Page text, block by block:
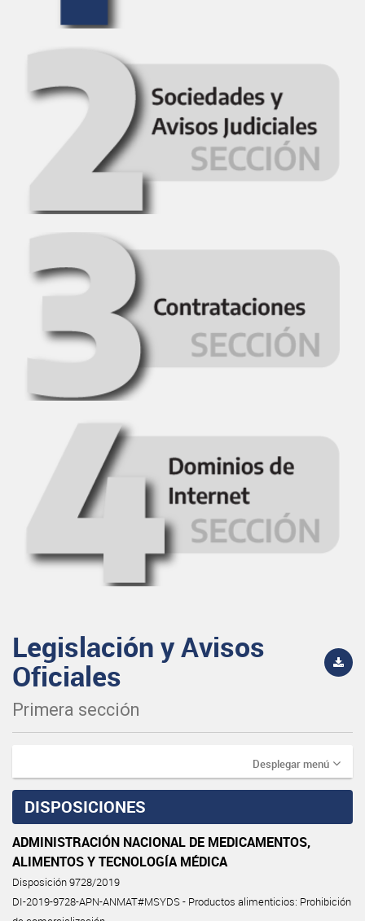
Legislación y Avisos
Oficiales
Primera sección
Desplegar menú
DISPOSICIONES
ADMINISTRACIÓN NACIONAL DE MEDICAMENTOS,
ALIMENTOS Y TECNOLOGÍA MÉDICA
Disposición 9728/2019
DI-2019-9728-APN-ANMAT#MSYDS - Productos alimenticios: Prohibición